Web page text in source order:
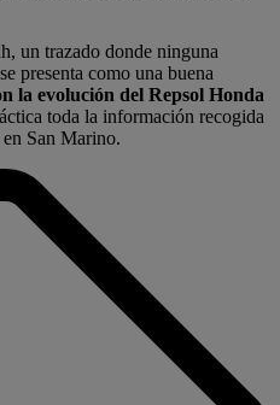
un trazado donde ninguna
presenta como una buena
la evolución del Repsol Honda
toda la información recogida
San Marino.